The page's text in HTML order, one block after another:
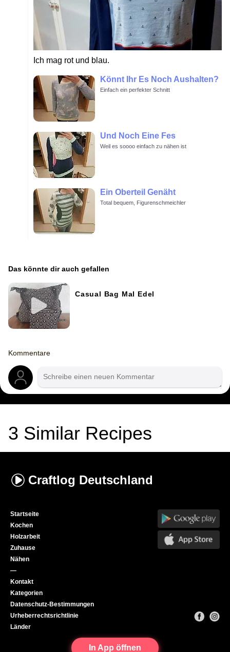
Ich mag rot und blau.
Könnt Ihr Es Noch Aushalten?
Einfach ein perfekter Schnitt
Und Noch Eine Fes
Weil es soooo einfach zu nähen ist
Ein Oberteil Genäht
Total bequem, Figurenschmeichler
Das könnte dir auch gefallen
Casual Bag Mal Edel
Kommentare
3 Similar Recipes
In App öffnen
Craftlog Deutschland
Startseite
Kochen
Holzarbeit
Zuhause
Nähen
—
Kontakt
Kategorien
Datenschutz-Bestimmungen
Urheberrechtsrichtlinie
Länder